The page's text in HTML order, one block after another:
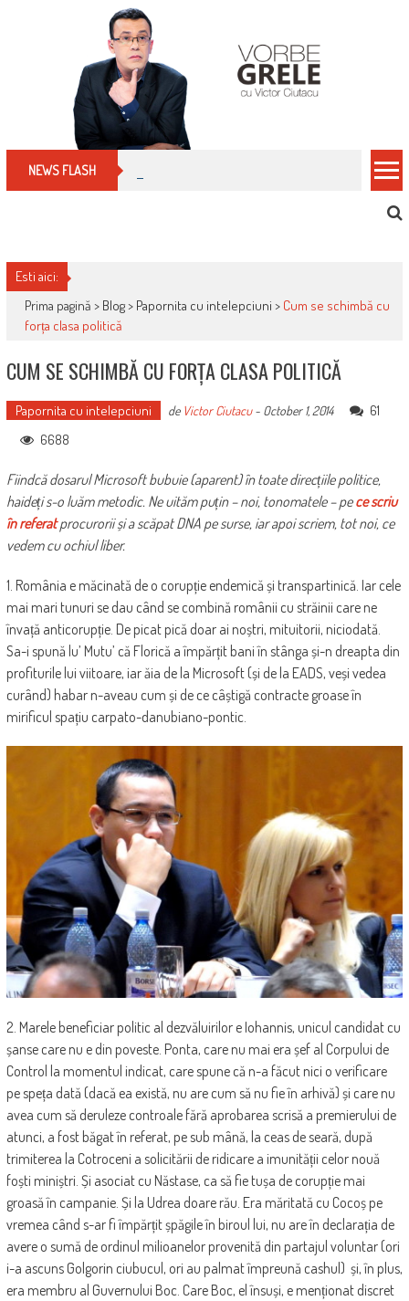
NEWS FLASH Cum îți schimbi, rapid, gratuit și eficient,
Esti aici:
Prima pagină > Blog> Papornita cu intelepciuni > Cum se schimbă cu
forța clasa politică
CUM SE SCHIMBĂ CU FORȚA CLASA POLITICĂ
Papornita cu intelepciuni de Victor Ciutacu- October 1, 2014
61
6688
Fiindcă dosarul Microsoft bubuie (aparent) în toate direcțiile politice,
haideți s-o luăm metodic. Ne uităm puțin – noi, tonomatele – pece scriu
în referatprocurorii și a scăpat DNA pe surse, iar apoi scriem, tot noi, ce
vedem cu ochiul liber.
1. România e măcinată de o corupție endemică și transpartinică. Iar cele
mai mari tunuri se dau când se combină românii cu străinii care ne
învață anticorupție. De picat pică doar ai noștri, mituitorii, niciodată.
Sa-i spună lu’ Mutu’ că Florică a împărțit bani în stânga și-n dreapta din
profiturile lui viitoare, iar ăia de la Microsoft (și de la EADS, veși vedea
curând) habar n-aveau cum și de ce câștigă contracte groase în
mirificul spațiu carpato-danubiano-pontic.
2. Marele beneficiar politic al dezvăluirilor e Iohannis, unicul candidat cu
șanse care nu e din poveste. Ponta, care nu mai era șef al Corpului de
Control la momentul indicat, care spune că n-a făcut nici o verificare
pe speța dată (dacă ea există, nu are cum să nu fie în arhivă) și care nu
avea cum să deruleze controale fără aprobarea scrisă a premierului de
atunci, a fost băgat în referat, pe sub mână, la ceas de seară, după
trimiterea la Cotroceni a solicitării de ridicare a imunității celor nouă
foști miniștri. Și asociat cu Năstase, ca să fie tușa de corupție mai
groasă în campanie. Și la Udrea doare rău. Era măritată cu Cocoș pe
vremea când s-ar fi împărțit șpăgile în biroul lui, nu are în declarația de
avere o sumă de ordinul milioanelor provenită din partajul voluntar (ori
i-a ascuns Golgorin ciubucul, ori au palmat împreună cashul) și, în plus,
era membru al Guvernului Boc. Care Boc, el însuși, e menționat discret